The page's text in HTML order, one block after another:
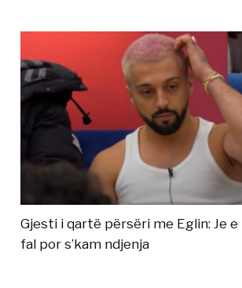
Gjesti i qartë përsëri me Eglin: Je e
fal por s’kam ndjenja